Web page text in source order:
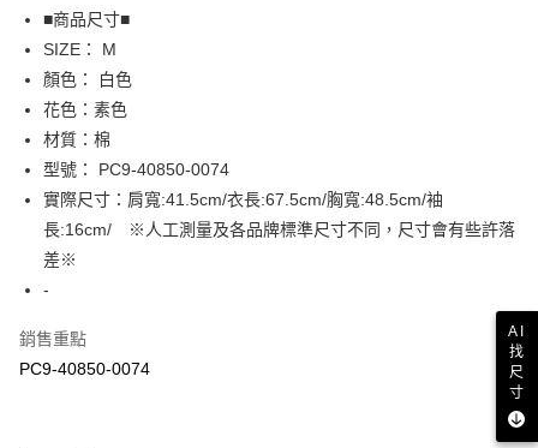
相關說明
AFTEE先享後付是「在收到商品之後才付款」的支付方式。 讓您購物簡單
便利好安心！
１．簡單：不需註冊會員、不需綁卡、不需儲值。
２．便利：只要手機號碼，簡訊認證，即可結帳。
３．安心：先確認商品／服務後，再付款。
【「AFTEE先享後付」結帳流程】
１．於結帳方式選擇「AFTEE先享後付」後，將跳轉至「AFTEE先享後付」
結帳頁面，進行簡訊認證並確認金額後，即可完成結帳。
２．訂單成立數日內，您將收到繳費通知簡訊。
ATM／網路銀行／等多元方式進行付款，方視為交易完成。
※ 請注意：結帳手續完成當下不需立刻繳費，但若您需要取消訂單，請聯絡
購買商品的店家。未經商家同意取消之訂單仍視為有效，需透過AFTEE先享
後付繳納相關費用。
運送方式
全家取貨付款
免運費
免運費
7-11取貨付款
免運費
付款後7-11取貨
免運費
■商品尺寸■
SIZE： M
顏色： 白色
花色：素色
材質：棉
型號： PC9-40850-0074
實際尺寸：肩寬:41.5cm/衣長:67.5cm/胸寬:48.5cm/袖
長:16cm/ ※人工測量及各品牌標準尺寸不同，尺寸會有些許落
差※
-
銷售重點
PC9-40850-0074
AI
找
尺
寸